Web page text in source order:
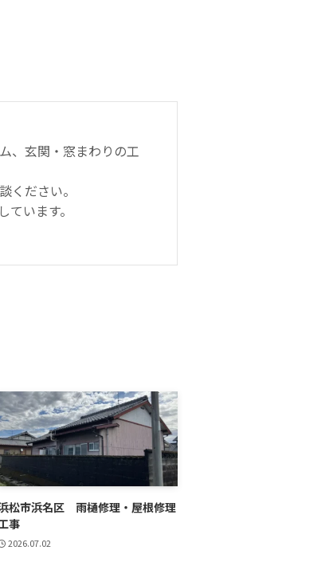
、玄関・窓まわりの工
ださい。
います。
松市浜名区 雨樋修理・屋根修理
事
2026.07.02